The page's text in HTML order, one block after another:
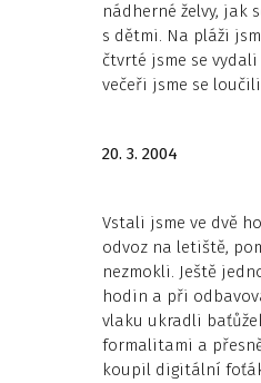
nádherné želvy, jak
s dětmi. Na pláži
čtvrté jsme se
večeři jsme se
20. 3. 2004
Vstali jsme ve dvě
odvoz na letiště,
nezmokli. Ještě
hodin a při
vlaku ukradli
formalitami a
koupil digitální